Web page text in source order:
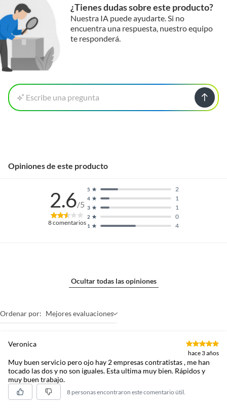
¿Tienes dudas sobre este producto?
Nuestra IA puede ayudarte. Si no
encuentra una respuesta, nuestro equipo
te responderá.
Escribe una pregunta
Opiniones de este producto
2.6/5
8comentarios 1 4
2 0
3 1
4 1
5 2
Ocultar todas las opiniones
Ordenar por: Mejores evaluaciones
Veronica
hace 3 años
Muy buen servicio pero ojo hay 2 empresas contratistas , me han
tocado las dos y no son iguales. Esta ultima muy bien. Rápidos y
muy buen trabajo.
8 personas encontraron este comentario útil.